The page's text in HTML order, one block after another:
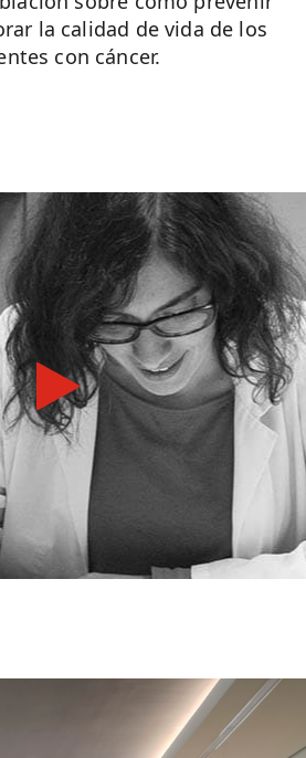
la calidad de vida de los
con cáncer.